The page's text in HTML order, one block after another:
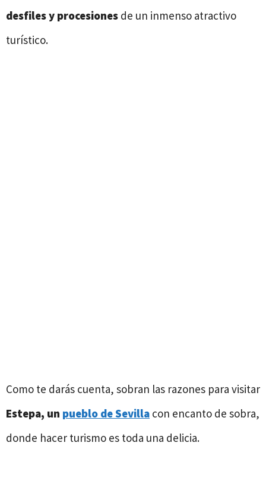
desfiles y procesiones de un inmenso atractivo
turístico.
Como te darás cuenta, sobran las razones para visitar
Estepa, un pueblo de Sevilla con encanto de sobra,
donde hacer turismo es toda una delicia.